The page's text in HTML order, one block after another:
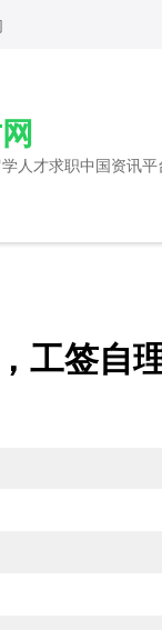
人才求职中国资讯平
工签自